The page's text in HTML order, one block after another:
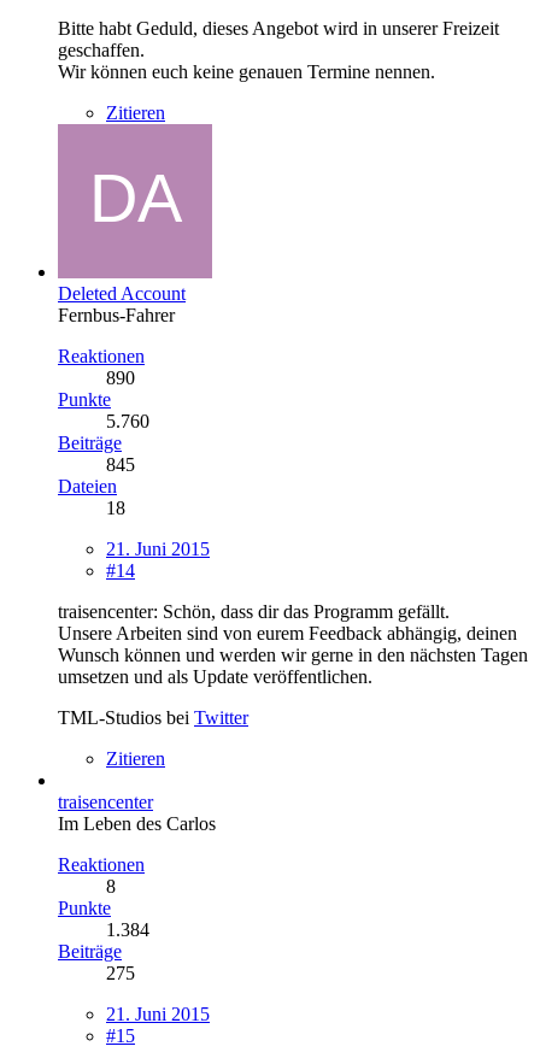
Bitte habt Geduld, dieses Angebot wird in unserer Freizeit
geschaffen.
Wir können euch keine genauen Termine nennen.
Zitieren
Deleted Account
Fernbus-Fahrer
Reaktionen
890
Punkte
5.760
Beiträge
845
Dateien
18
21. Juni 2015
#14
traisencenter: Schön, dass dir das Programm gefällt.
Unsere Arbeiten sind von eurem Feedback abhängig, deinen
Wunsch können und werden wir gerne in den nächsten Tagen
umsetzen und als Update veröffentlichen.
TML-Studios bei Twitter
Zitieren
traisencenter
Im Leben des Carlos
Reaktionen
8
Punkte
1.384
Beiträge
275
21. Juni 2015
#15